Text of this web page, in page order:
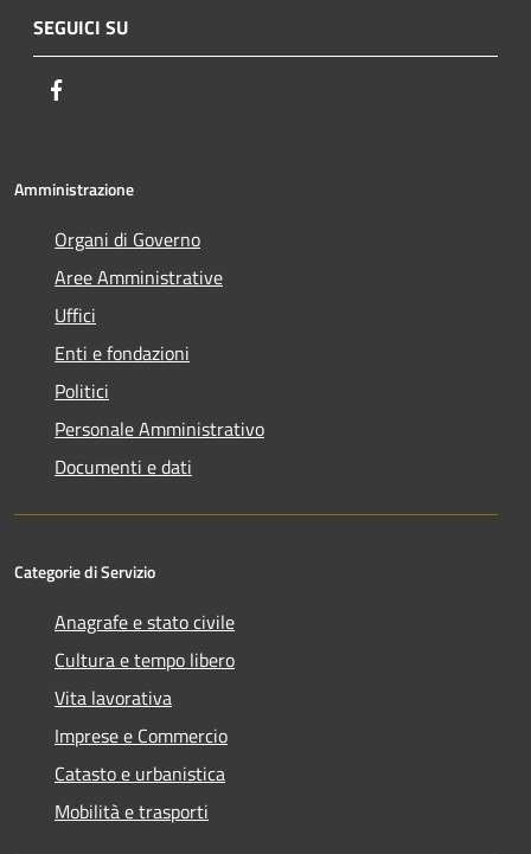
SEGUICI SU
Amministrazione
Organi di Governo
Aree Amministrative
Uffici
Enti e fondazioni
Politici
Personale Amministrativo
Documenti e dati
Categorie di Servizio
Anagrafe e stato civile
Cultura e tempo libero
Vita lavorativa
Imprese e Commercio
Catasto e urbanistica
Mobilità e trasporti